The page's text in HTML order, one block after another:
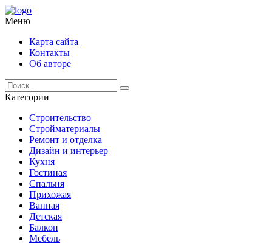
Меню
Карта сайта
Контакты
Об авторе
Категории
Строительство
Стройматериалы
Ремонт и отделка
Дизайн и интерьер
Кухня
Гостиная
Спальня
Прихожая
Ванная
Детская
Балкон
Мебель